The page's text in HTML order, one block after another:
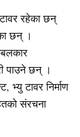
रहेका छन्
छन् ।
पाउने छन् ।
भ्यु टावर निर्माण
संरचना